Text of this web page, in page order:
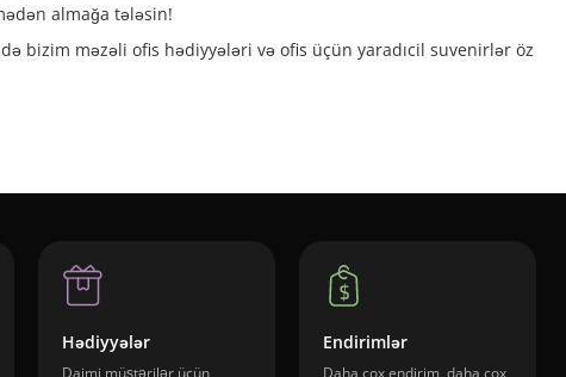
almağa tələsin!
bizim məzəli ofis hədiyyələri və ofis üçün yaradıcil suvenirlər öz
Hədiyyələr
Daimi müştərilər üçün
Endirimlər
Daha çox endirim, daha çox